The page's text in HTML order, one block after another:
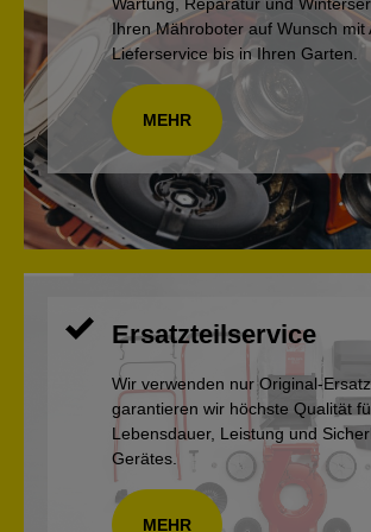
Ihren Mähroboter auf Wunsch mit
Lieferservice bis in Ihren Garten.
MEHR
Ersatzteilservice
Wir verwenden nur Original-
garantieren wir höchste Qualität
Lebensdauer, Leistung und
Gerätes.
MEHR